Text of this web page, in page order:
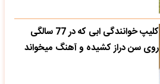
کلیپ خوانندگی ابی که در 77 سالگی
روی سن دراز کشیده و آهنگ میخواند